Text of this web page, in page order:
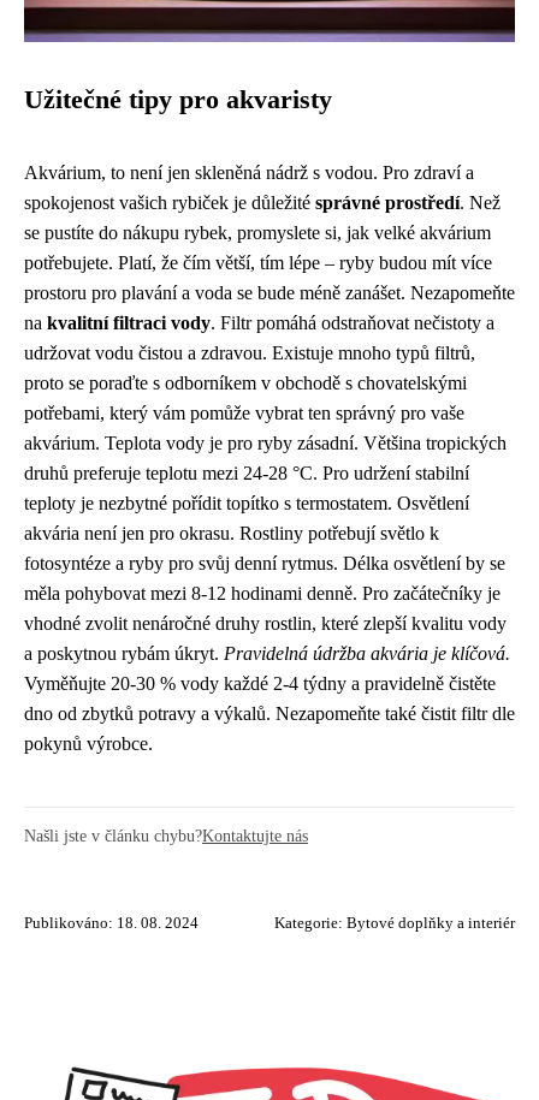
Užitečné tipy pro akvaristy
Akvárium, to není jen skleněná nádrž s vodou. Pro zdraví a
spokojenost vašich rybiček je důležité správné prostředí. Než
se pustíte do nákupu rybek, promyslete si, jak velké akvárium
potřebujete. Platí, že čím větší, tím lépe – ryby budou mít více
prostoru pro plavání a voda se bude méně zanášet. Nezapomeňte
na kvalitní filtraci vody. Filtr pomáhá odstraňovat nečistoty a
udržovat vodu čistou a zdravou. Existuje mnoho typů filtrů,
proto se poraďte s odborníkem v obchodě s chovatelskými
potřebami, který vám pomůže vybrat ten správný pro vaše
akvárium. Teplota vody je pro ryby zásadní. Většina tropických
druhů preferuje teplotu mezi 24-28 °C. Pro udržení stabilní
teploty je nezbytné pořídit topítko s termostatem. Osvětlení
akvária není jen pro okrasu. Rostliny potřebují světlo k
fotosyntéze a ryby pro svůj denní rytmus. Délka osvětlení by se
měla pohybovat mezi 8-12 hodinami denně. Pro začátečníky je
vhodné zvolit nenáročné druhy rostlin, které zlepší kvalitu vody
a poskytnou rybám úkryt. Pravidelná údržba akvária je klíčová.
Vyměňujte 20-30 % vody každé 2-4 týdny a pravidelně čistěte
dno od zbytků potravy a výkalů. Nezapomeňte také čistit filtr dle
pokynů výrobce.
Našli jste v článku chybu?Kontaktujte nás
Publikováno: 18. 08. 2024 Kategorie: Bytové doplňky a interiér